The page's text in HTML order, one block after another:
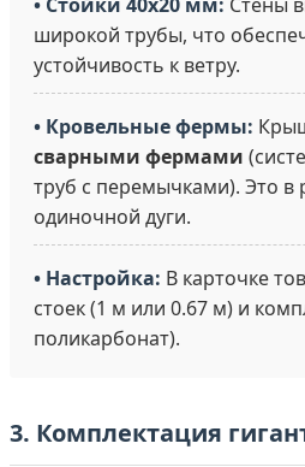
широкой трубы, что
устойчивость к ветру.
• Кровельные фермы:
сварными фермами
труб с перемычками). Это в
одиночной дуги.
• Настройка: В карточке
стоек (1 м или 0.67 м) и
поликарбонат).
3. Комплектация